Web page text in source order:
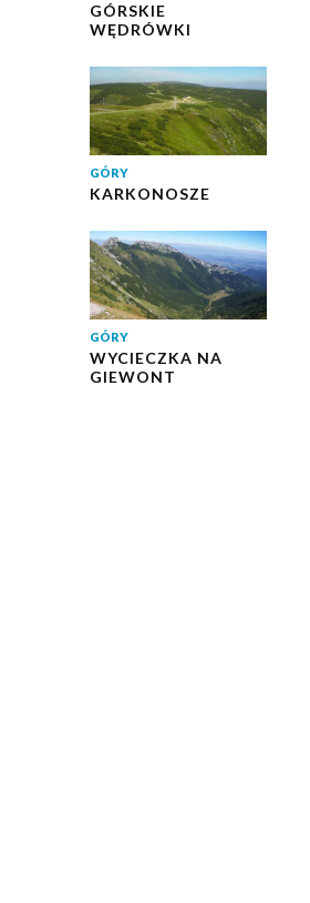
GÓRSKIE
WĘDRÓWKI
GÓRY
KARKONOSZE
GÓRY
WYCIECZKA NA
GIEWONT